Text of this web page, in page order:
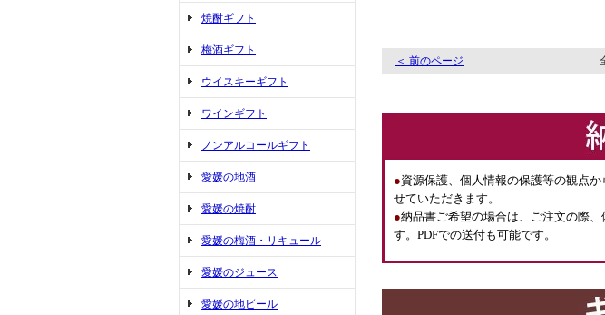
焼酎ギフト
梅酒ギフト
ウイスキーギフト
ワインギフト
ノンアルコールギフト
愛媛の地酒
愛媛の焼酎
愛媛の梅酒・リキュール
愛媛のジュース
愛媛の地ビール
＜ 前のページ
●資源保護、個人情報の保護等の観点
せていただきます。
●納品書ご希望の場合は、ご注文の際
す。PDFでの送付も可能です。